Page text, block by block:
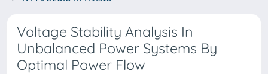
Voltage Stability Analysis In
Unbalanced Power Systems By
Optimal Power Flow